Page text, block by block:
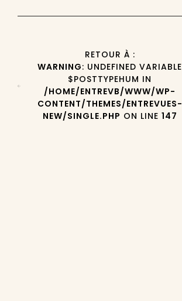
RETOUR À :
WARNING: UNDEFINED VARIABLE
$POSTTYPEHUM IN
/HOME/ENTREVB/WWW/WP-
CONTENT/THEMES/ENTREVUES-
NEW/SINGLE.PHP ON LINE 147